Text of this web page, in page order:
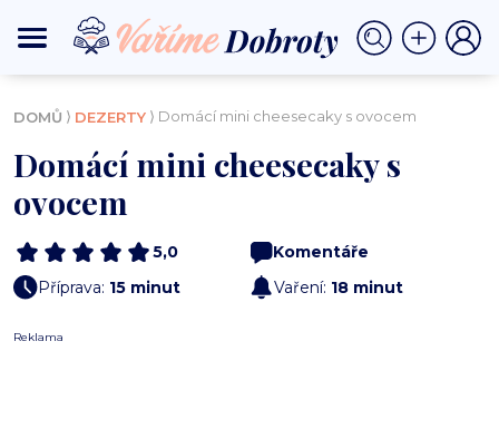
DOMŮ ⟩ DEZERTY ⟩ Domácí mini cheesecaky s ovocem
Domácí mini cheesecaky s
ovocem
5,0
Komentáře
Příprava: 15 minut Vaření: 18 minut
Reklama